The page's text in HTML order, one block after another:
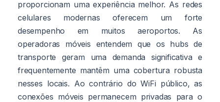
proporcionam uma experiência melhor. As redes
celulares modernas oferecem um forte
desempenho em muitos aeroportos. As
operadoras móveis entendem que os hubs de
transporte geram uma demanda significativa e
frequentemente mantêm uma cobertura robusta
nesses locais. Ao contrário do WiFi público, as
conexões móveis permanecem privadas para o